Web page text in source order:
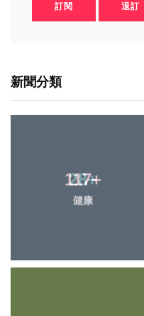
訂閱 退訂
新聞分類
117+
健康